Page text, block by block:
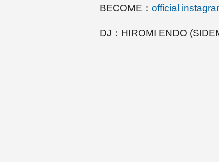
BECOME： official
DJ：HIROMI ENDO